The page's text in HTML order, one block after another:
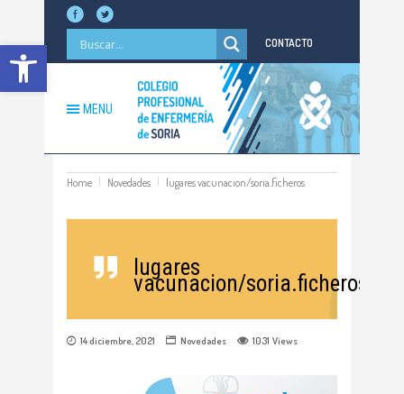
Abrir barra de herramientas CONTACTO
MENU
Home Novedades lugares vacunacion/soria.ficheros
lugares
vacunacion/soria.ficheros
14 diciembre, 2021 Novedades 1031 Views